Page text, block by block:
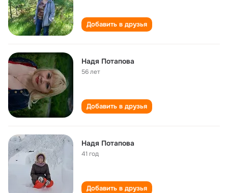
Добавить в друзья
Надя Потапова
56 лет
Добавить в друзья
Надя Потапова
41 год
Добавить в друзья